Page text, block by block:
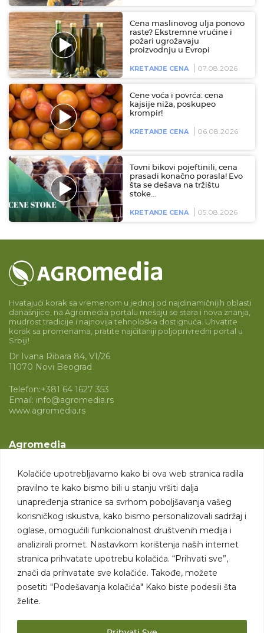
Kolačiće upotrebljavamo kako bi ova web stranica radila
pravilno te kako bismo bili u stanju vršiti dalja
unapređenja stranice sa svrhom poboljšavanja vašeg
korisničkog iskustva, kako bismo personalizovali sadržaj i
oglase, omogućili funkcionalnost društvenih medija i
analizirali promet. Nastavkom korištenja naših internet
stranica prihvatate upotrebu kolačića. “Prihvati sve”,
znači da prihvatate sve kolačiće. Takođe, možete
posetiti "Podešavanja kolačića" Kako biste podesili šta
želite.
Cena maslinovog ulja ponovo
raste? Ekstremne vrućine i
požari ugrožavaju
proizvodnju u Evropi
KRETANJE CENA 07.08.2026
Cene voća i povrća: cena
kajsije niža, poskupeo
krompir!
KRETANJE CENA 06.08.2026
Tovni bikovi pojeftinili, cena
prasadi konačno porasla! Evo
šta se dešava na tržištu
stoke…
KRETANJE CENA 05.08.2026
Hvatajući korak sa vremenom u jednoj od najdinamičnijih oblasti
današnjice, na Agromedia portalu mešaju se stara i nova znanja,
mudrost tradicije i najnovija tehnološka dostignuća. Uhvatite
korak sa promenama, pratite najčitaniji poljoprivredni portal u
Srbiji!
Dr Ivana Ribara 84, VI/26
11070 Novi Beograd
Telefon:+381 64 1627 353
Email: info@agromedia.rs
www.agromedia.rs
Agromedia
Svet poljoprivrede
Marketing usluge
Tražimo saradnike
Kontakt
Kontakt